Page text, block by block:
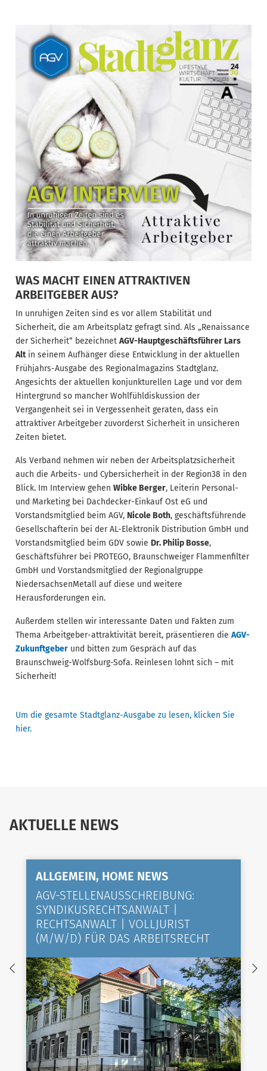
WAS MACHT EINEN ATTRAKTIVEN
ARBEITGEBER AUS?
In unruhigen Zeiten sind es vor allem Stabilität und
Sicherheit, die am Arbeitsplatz gefragt sind. Als „Renaissance
der Sicherheit“ bezeichnet AGV-Hauptgeschäftsführer Lars
Altin seinem Aufhänger diese Entwicklung in der aktuellen
Frühjahrs-Ausgabe des Regionalmagazins Stadtglanz.
Angesichts der aktuellen konjunkturellen Lage und vor dem
Hintergrund so mancher Wohlfühldiskussion der
Vergangenheit sei in Vergessenheit geraten, dass ein
attraktiver Arbeitgeber zuvorderst Sicherheit in unsicheren
Zeiten bietet.
Als Verband nehmen wir neben der Arbeitsplatzsicherheit
auch die Arbeits- und Cybersicherheit in der Region38 in den
Blick. Im Interview gehen Wibke Berger, Leiterin Personal-
und Marketing bei Dachdecker-Einkauf Ost eG und
Vorstandsmitglied beim AGV, Nicole Both, geschäftsführende
Gesellschafterin bei der AL-Elektronik Distribution GmbH und
Vorstandsmitglied beim GDV sowie Dr. Philip Bosse,
Geschäftsführer bei PROTEGO, Braunschweiger Flammenfilter
GmbH und Vorstandsmitglied der Regionalgruppe
NiedersachsenMetall auf diese und weitere
Herausforderungen ein.
Außerdem stellen wir interessante Daten und Fakten zum
Thema Arbeitgeber-attraktivität bereit, präsentieren die AGV-
Zukunftgeber und bitten zum Gespräch auf das
Braunschweig-Wolfsburg-Sofa. Reinlesen lohnt sich – mit
Sicherheit!
Um die gesamte Stadtglanz-Ausgabe zu lesen, klicken Sie
hier.
AKTUELLE NEWS
ALLGEMEIN, HOME NEWS
AGV-STELLENAUSSCHREIBUNG:
SYNDIKUSRECHTSANWALT |
RECHTSANWALT | VOLLJURIST
(M/W/D) FÜR DAS ARBEITSRECHT